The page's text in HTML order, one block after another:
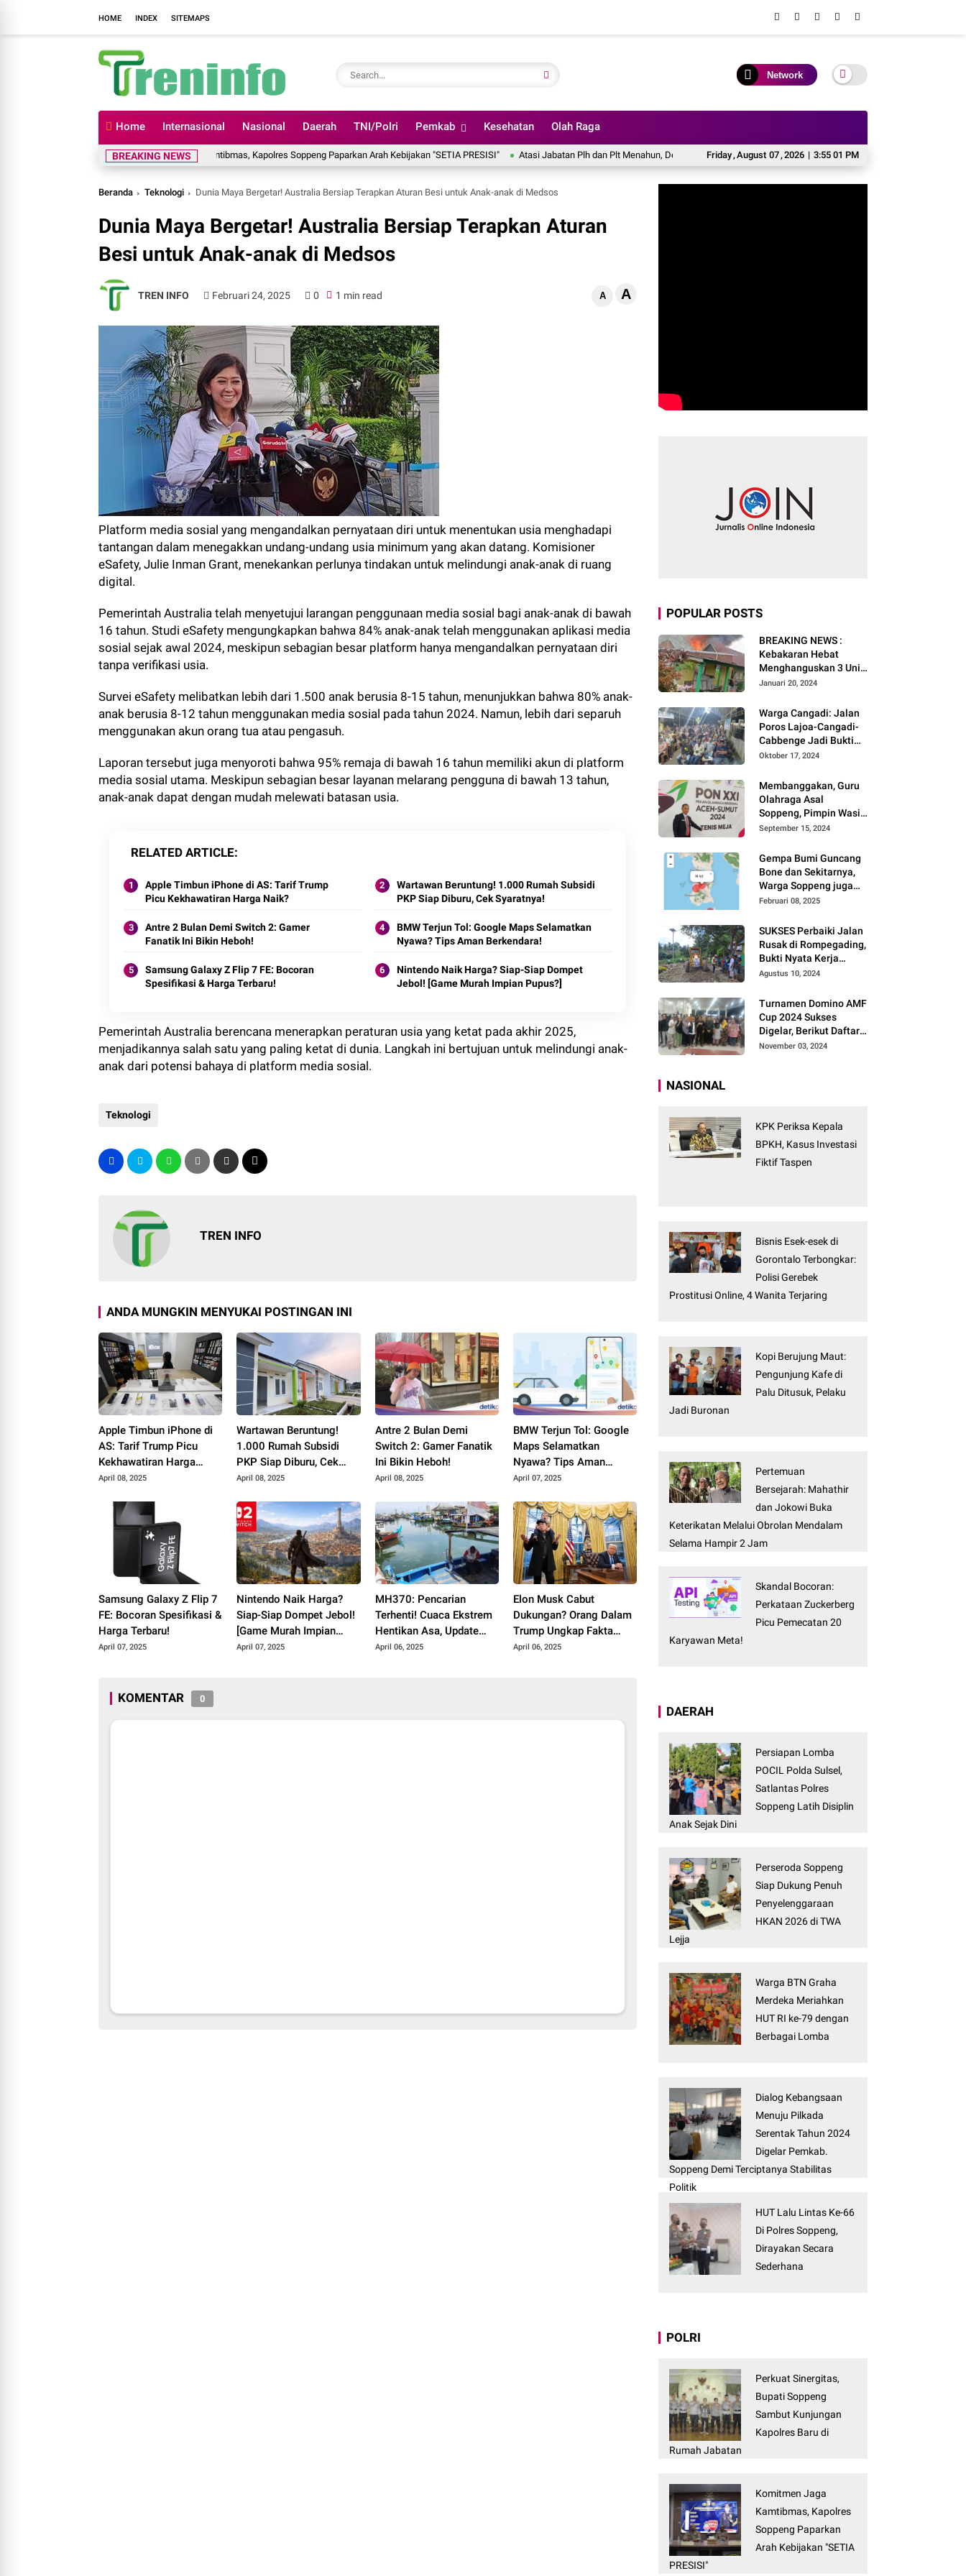
HOME INDEX SITEMAPS
Network
Home Internasional Nasional Daerah TNI/Polri Pemkab Kesehatan Olah Raga
Friday,August 07,2026 | 3:55 02 PM
BREAKING NEWS
Komitmen Jaga Kamtibmas, Kapolres Soppeng Paparkan Arah Kebijakan "SETIA PRESISI" Atasi Jabatan Plh dan Plt Menahun, Dewan Pendidikan Soppeng Sodorkan Rekomendasi Pembenahan Tata Kelola
Beranda Teknologi Dunia Maya Bergetar! Australia Bersiap Terapkan Aturan Besi untuk Anak-anak di Medsos
Dunia Maya Bergetar! Australia Bersiap Terapkan Aturan
Besi untuk Anak-anak di Medsos
TREN INFO Februari 24, 2025 0 1 min read A A
Platform media sosial yang mengandalkan pernyataan diri untuk menentukan usia menghadapi
tantangan dalam menegakkan undang-undang usia minimum yang akan datang. Komisioner
eSafety, Julie Inman Grant, menekankan perlunya tindakan untuk melindungi anak-anak di ruang
digital.
Pemerintah Australia telah menyetujui larangan penggunaan media sosial bagi anak-anak di bawah
16 tahun. Studi eSafety mengungkapkan bahwa 84% anak-anak telah menggunakan aplikasi media
sosial sejak awal 2024, meskipun sebagian besar platform hanya mengandalkan pernyataan diri
tanpa verifikasi usia.
Survei eSafety melibatkan lebih dari 1.500 anak berusia 8-15 tahun, menunjukkan bahwa 80% anak-
anak berusia 8-12 tahun menggunakan media sosial pada tahun 2024. Namun, lebih dari separuh
menggunakan akun orang tua atau pengasuh.
Laporan tersebut juga menyoroti bahwa 95% remaja di bawah 16 tahun memiliki akun di platform
media sosial utama. Meskipun sebagian besar layanan melarang pengguna di bawah 13 tahun,
anak-anak dapat dengan mudah melewati batasan usia.
RELATED ARTICLE
Apple Timbun iPhone di AS: Tarif Trump
Picu Kekhawatiran Harga Naik?
Wartawan Beruntung! 1.000 Rumah Subsidi
PKP Siap Diburu, Cek Syaratnya!
Antre 2 Bulan Demi Switch 2: Gamer
Fanatik Ini Bikin Heboh!
BMW Terjun Tol: Google Maps Selamatkan
Nyawa? Tips Aman Berkendara!
Samsung Galaxy Z Flip 7 FE: Bocoran
Spesifikasi & Harga Terbaru!
Nintendo Naik Harga? Siap-Siap Dompet
Jebol! [Game Murah Impian Pupus?]
Pemerintah Australia berencana menerapkan peraturan usia yang ketat pada akhir 2025,
menjadikannya salah satu yang paling ketat di dunia. Langkah ini bertujuan untuk melindungi anak-
anak dari potensi bahaya di platform media sosial.
Teknologi
TREN INFO
ANDA MUNGKIN MENYUKAI POSTINGAN INI
Apple Timbun iPhone di
AS: Tarif Trump Picu
Kekhawatiran Harga
Naik?
April 08, 2025
Wartawan Beruntung!
1.000 Rumah Subsidi
PKP Siap Diburu, Cek
Syaratnya!
April 08, 2025
Antre 2 Bulan Demi
Switch 2: Gamer Fanatik
Ini Bikin Heboh!
April 08, 2025
BMW Terjun Tol: Google
Maps Selamatkan
Nyawa? Tips Aman
Berkendara!
April 07, 2025
Samsung Galaxy Z Flip 7
FE: Bocoran Spesifikasi &
Harga Terbaru!
April 07, 2025
Nintendo Naik Harga?
Siap-Siap Dompet Jebol!
[Game Murah Impian
Pupus?]
April 07, 2025
MH370: Pencarian
Terhenti! Cuaca Ekstrem
Hentikan Asa, Update
Terbaru!
April 06, 2025
Elon Musk Cabut
Dukungan? Orang Dalam
Trump Ungkap Fakta
Mengejutkan!
April 06, 2025
KOMENTAR 0
POPULAR POSTS
BREAKING NEWS :
Kebakaran Hebat
Menghanguskan 3 Unit
Rumah Di Jalan
Watansoppeng
Januari 20, 2024
Warga Cangadi: Jalan
Poros Lajoa-Cangadi-
Cabbenge Jadi Bukti
Kinerja SUKSES
Oktober 17, 2024
Membanggakan, Guru
Olahraga Asal
Soppeng, Pimpin Wasit
Tenis Meja PON XXI
September 15, 2024
Gempa Bumi Guncang
Bone dan Sekitarnya,
Warga Soppeng juga
Merasakan
Februari 08, 2025
SUKSES Perbaiki Jalan
Rusak di Rompegading,
Bukti Nyata Kerja
Tanpa Tunggu
Agustus 10, 2024
Turnamen Domino AMF
Cup 2024 Sukses
Digelar, Berikut Daftar
Pemenangnya
November 03, 2024
NASIONAL
KPK Periksa Kepala
BPKH, Kasus Investasi
Fiktif Taspen
Bisnis Esek-esek di
Gorontalo Terbongkar:
Polisi Gerebek
Prostitusi Online, 4 Wanita Terjaring
Kopi Berujung Maut:
Pengunjung Kafe di
Palu Ditusuk, Pelaku
Jadi Buronan
Pertemuan
Bersejarah: Mahathir
dan Jokowi Buka
Keterikatan Melalui Obrolan Mendalam
Selama Hampir 2 Jam
Skandal Bocoran:
Perkataan Zuckerberg
Picu Pemecatan 20
Karyawan Meta!
DAERAH
Persiapan Lomba
POCIL Polda Sulsel,
Satlantas Polres
Soppeng Latih Disiplin
Anak Sejak Dini
Perseroda Soppeng
Siap Dukung Penuh
Penyelenggaraan
HKAN 2026 di TWA
Lejja
Warga BTN Graha
Merdeka Meriahkan
HUT RI ke-79 dengan
Berbagai Lomba
Dialog Kebangsaan
Menuju Pilkada
Serentak Tahun 2024
Digelar Pemkab.
Soppeng Demi Terciptanya Stabilitas
Politik
HUT Lalu Lintas Ke-66
Di Polres Soppeng,
Dirayakan Secara
Sederhana
POLRI
Perkuat Sinergitas,
Bupati Soppeng
Sambut Kunjungan
Kapolres Baru di
Rumah Jabatan
Komitmen Jaga
Kamtibmas, Kapolres
Soppeng Paparkan
Arah Kebijakan "SETIA
PRESISI"